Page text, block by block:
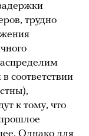
трудно
соответствии
к тому, что